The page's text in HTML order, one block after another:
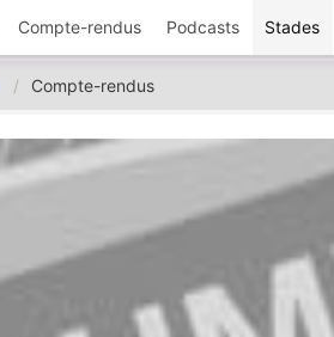
Compte-rendus Podcasts Stades
Compte-rendus